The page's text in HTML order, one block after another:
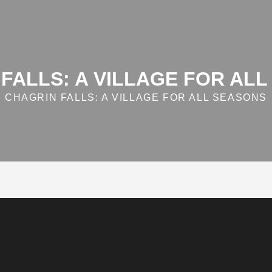
A VILLAGE FOR ALL
CHAGRIN FALLS: A VILLAGE FOR ALL SEASONS